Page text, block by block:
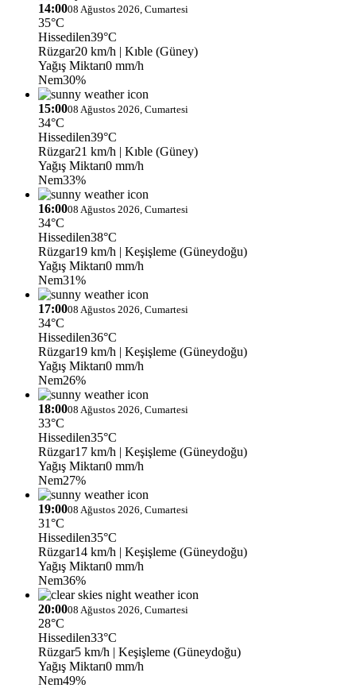
14:0008 Ağustos 2026, Cumartesi
35°C
Hissedilen39°C
Rüzgar20 km/h | Kıble (Güney)
Yağış Miktarı0 mm/h
Nem30%
15:0008 Ağustos 2026, Cumartesi
34°C
Hissedilen39°C
Rüzgar21 km/h | Kıble (Güney)
Yağış Miktarı0 mm/h
Nem33%
16:0008 Ağustos 2026, Cumartesi
34°C
Hissedilen38°C
Rüzgar19 km/h | Keşişleme (Güneydoğu)
Yağış Miktarı0 mm/h
Nem31%
17:0008 Ağustos 2026, Cumartesi
34°C
Hissedilen36°C
Rüzgar19 km/h | Keşişleme (Güneydoğu)
Yağış Miktarı0 mm/h
Nem26%
18:0008 Ağustos 2026, Cumartesi
33°C
Hissedilen35°C
Rüzgar17 km/h | Keşişleme (Güneydoğu)
Yağış Miktarı0 mm/h
Nem27%
19:0008 Ağustos 2026, Cumartesi
31°C
Hissedilen35°C
Rüzgar14 km/h | Keşişleme (Güneydoğu)
Yağış Miktarı0 mm/h
Nem36%
20:0008 Ağustos 2026, Cumartesi
28°C
Hissedilen33°C
Rüzgar5 km/h | Keşişleme (Güneydoğu)
Yağış Miktarı0 mm/h
Nem49%